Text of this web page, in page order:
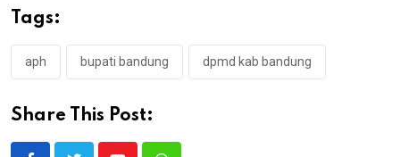
Tags:
aph bupati bandung dpmd kab bandung
Share This Post: